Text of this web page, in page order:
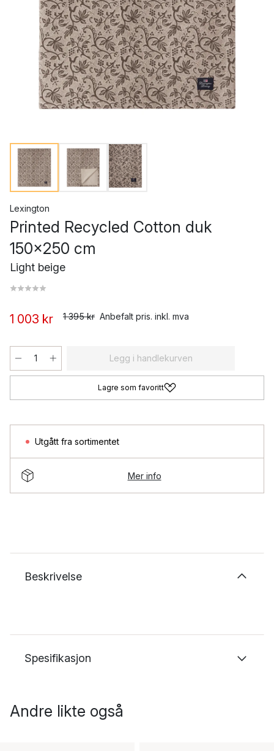
Lexington
Printed Recycled Cotton duk
150x250 cm
Light beige
1 003 kr 1 395 kr Anbefalt pris. inkl. mva
Legg i handlekurven
Lagre som favoritt
Utgått fra sortimentet
Mer info
Beskrivelse
Spesifikasjon
Andre likte også